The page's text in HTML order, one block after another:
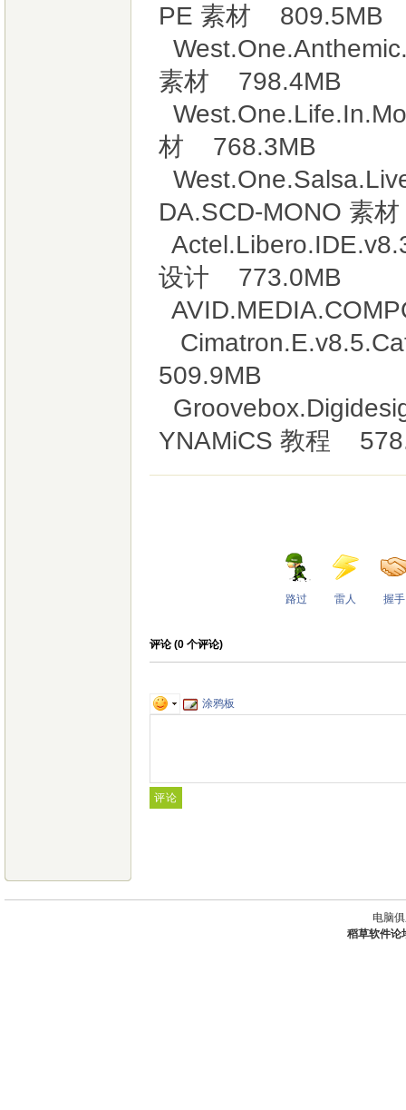
PE 素材 809.5MB
素材 798.4MB
材 768.3MB
DA.SCD-MONO 素
设计 773.0MB
509.9MB
YNAMiCS 教程
路过 雷人 握手
评论 (0 个评论)
涂鸦板
电脑
稻草软件论